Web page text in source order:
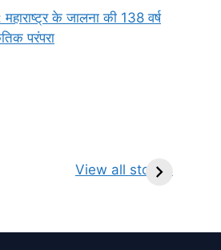
महाराष्ट्र के जालना की 138 वर्ष
परंपरा
View all stories
ज्योतिर्लिंग | नाम,